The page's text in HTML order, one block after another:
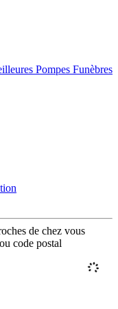
Pompes Funèbres
de chez vous
code postal